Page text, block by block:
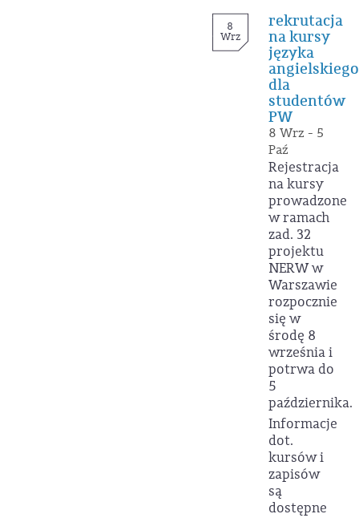
8
Wrz
rekrutacja
na kursy
języka
angielskiego
dla
studentów
PW
8 Wrz - 5
Paź
Rejestracja
na kursy
prowadzone
w ramach
zad. 32
projektu
NERW w
Warszawie
rozpocznie
się w
środę 8
września i
potrwa do
5
października.
Informacje
dot.
kursów i
zapisów
są
dostępne